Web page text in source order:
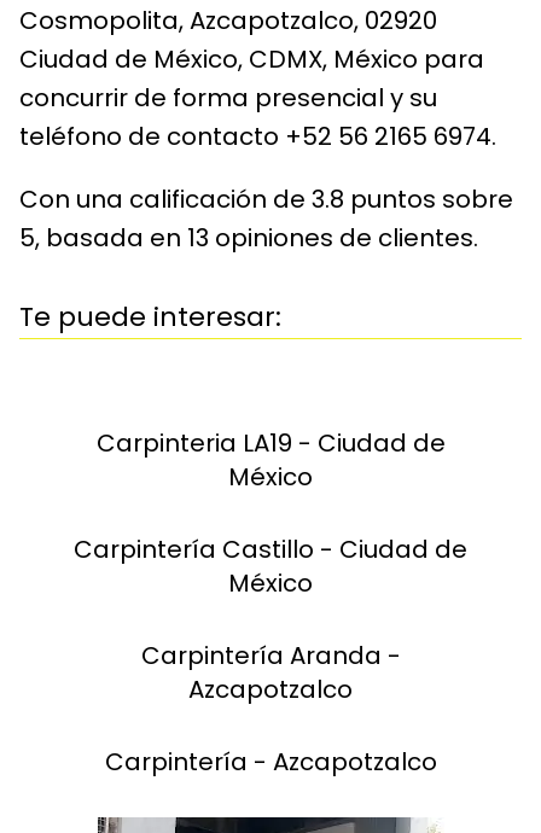
Cosmopolita, Azcapotzalco, 02920
Ciudad de México, CDMX, México para
concurrir de forma presencial y su
teléfono de contacto +52 56 2165 6974.
Con una calificación de 3.8 puntos sobre
5, basada en 13 opiniones de clientes.
Te puede interesar:
Carpinteria LA19 - Ciudad de
México
Carpintería Castillo - Ciudad de
México
Carpintería Aranda -
Azcapotzalco
Carpintería - Azcapotzalco